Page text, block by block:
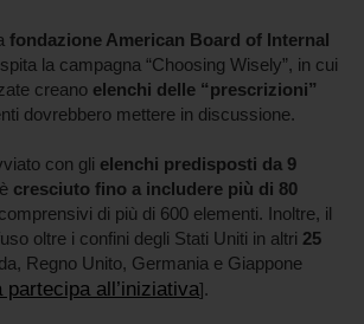
fondazione American Board of Internal
la campagna “Choosing Wisely”, in cui
creano elenchi delle “prescrizioni”
dovrebbero mettere in discussione.
con gli elenchi predisposti da 9
cresciuto fino a includere più di 80
di più di 600 elementi. Inoltre, il
oltre i confini degli Stati Uniti in altri 25
Regno Unito, Germania e Giappone
partecipa all’iniziativa].